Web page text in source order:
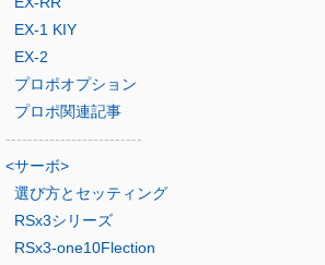
EX-1 KIY
EX-2
プロポオプション
プロポ関連記事
-------------------------
<サーボ>
選び方とセッティング
RSx3シリーズ
RSx3-one10Flection